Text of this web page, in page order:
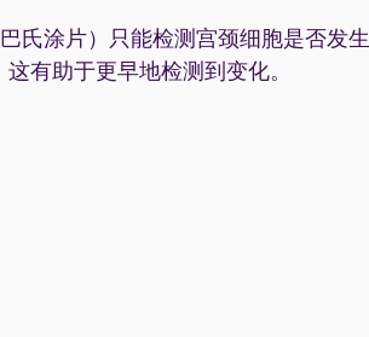
氏涂片）只能检测宫颈细胞是否发生
有助于更早地检测到变化。